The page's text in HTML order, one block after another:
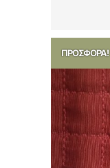
ΠΡΟΣΦΟΡΆ!